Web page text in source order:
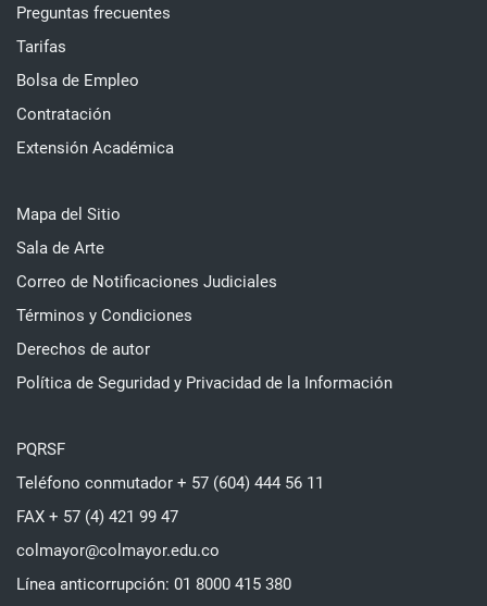
Preguntas frecuentes
Tarifas
Bolsa de Empleo
Contratación
Extensión Académica
Mapa del Sitio
Sala de Arte
Correo de Notificaciones Judiciales
Términos y Condiciones
Derechos de autor
Política de Seguridad y Privacidad de la Información
PQRSF
Teléfono conmutador + 57 (604) 444 56 11
FAX + 57 (4) 421 99 47
colmayor@colmayor.edu.co
Línea anticorrupción: 01 8000 415 380